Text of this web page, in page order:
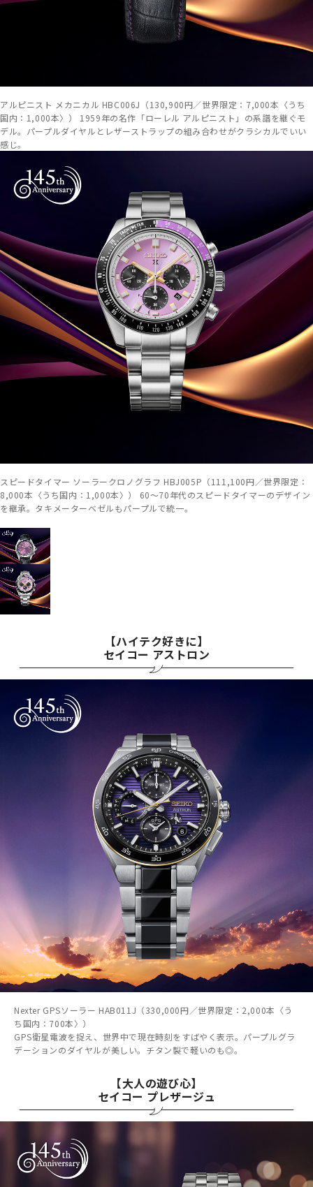
アルピニスト メカニカル HBC006J（130,900円／世界限定：7,000本〈うち
国内：1,000本〉） 1959年の名作「ローレル アルピニスト」の系譜を継ぐモ
デル。パープルダイヤルとレザーストラップの組み合わせがクラシカルでいい
感じ。
スピードタイマー ソーラークロノグラフ HBJ005P（111,100円／世界限定：
8,000本〈うち国内：1,000本〉） 60～70年代のスピードタイマーのデザイン
を継承。タキメーターベゼルもパープルで統一。
【ハイテク好きに】
セイコー アストロン
Nexter GPSソーラー HAB011J（330,000円／世界限定：2,000本〈う
ち国内：700本〉）
GPS衛星電波を捉え、世界中で現在時刻をすばやく表示。パープルグラ
デーションのダイヤルが美しい。チタン製で軽いのも◎。
【大人の遊び心】
セイコー プレザージュ